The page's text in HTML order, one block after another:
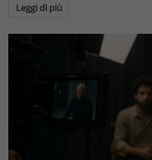
Leggi di più